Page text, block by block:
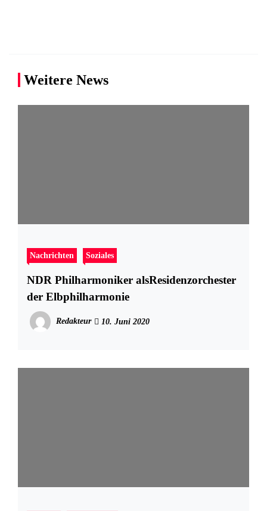
Weitere News
Nachrichten Soziales
NDR Philharmoniker alsResidenzorchester
der Elbphilharmonie
Redakteur 10. Juni 2020